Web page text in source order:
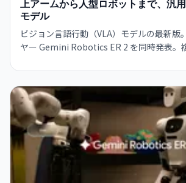
上アームから人型ロボットまで、汎
モデル
ビジョン言語行動（VLA）モデルの最新版
ヤー Gemini Robotics ER 2 を同時発表。